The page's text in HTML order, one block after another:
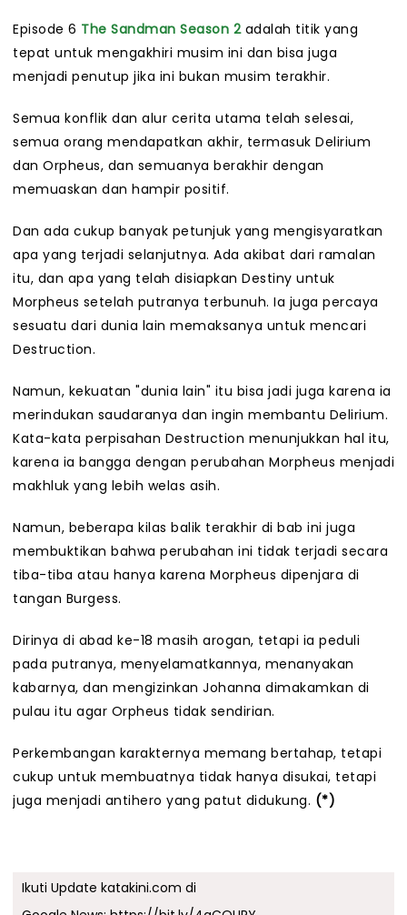
Episode 6 The Sandman Season 2adalah titik yang
tepat untuk mengakhiri musim ini dan bisa juga
menjadi penutup jika ini bukan musim terakhir.
Semua konflik dan alur cerita utama telah selesai,
semua orang mendapatkan akhir, termasuk Delirium
dan Orpheus, dan semuanya berakhir dengan
memuaskan dan hampir positif.
Dan ada cukup banyak petunjuk yang mengisyaratkan
apa yang terjadi selanjutnya. Ada akibat dari ramalan
itu, dan apa yang telah disiapkan Destiny untuk
Morpheus setelah putranya terbunuh. Ia juga percaya
sesuatu dari dunia lain memaksanya untuk mencari
Destruction.
Namun, kekuatan "dunia lain" itu bisa jadi juga karena ia
merindukan saudaranya dan ingin membantu Delirium.
Kata-kata perpisahan Destruction menunjukkan hal itu,
karena ia bangga dengan perubahan Morpheus menjadi
makhluk yang lebih welas asih.
Namun, beberapa kilas balik terakhir di bab ini juga
membuktikan bahwa perubahan ini tidak terjadi secara
tiba-tiba atau hanya karena Morpheus dipenjara di
tangan Burgess.
Dirinya di abad ke-18 masih arogan, tetapi ia peduli
pada putranya, menyelamatkannya, menanyakan
kabarnya, dan mengizinkan Johanna dimakamkan di
pulau itu agar Orpheus tidak sendirian.
Perkembangan karakternya memang bertahap, tetapi
cukup untuk membuatnya tidak hanya disukai, tetapi
juga menjadi antihero yang patut didukung. (*)
Ikuti Update katakini.com di